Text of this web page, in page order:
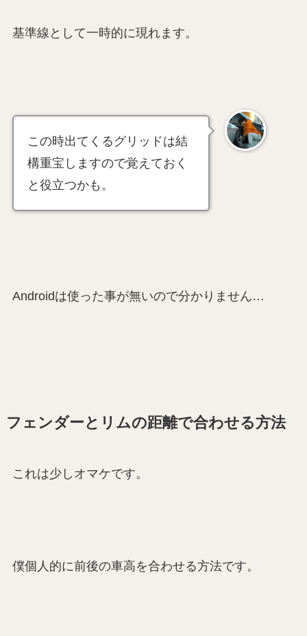
基準線として一時的に現れます。
この時出てくるグリッドは結
構重宝しますので覚えておく
と役立つかも。
Androidは使った事が無いので分かりません…
フェンダーとリムの距離で合わせる方法
これは少しオマケです。
僕個人的に前後の車高を合わせる方法です。